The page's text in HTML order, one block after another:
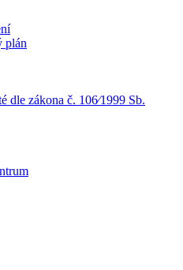
plán
dle zákona č. 106⁄1999 Sb.